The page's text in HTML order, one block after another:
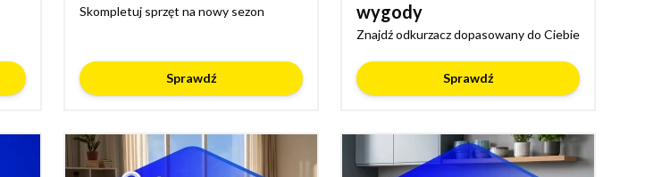
Skompletuj sprzęt na nowy sezon
Sprawdź
wygody
Znajdź odkurzacz dopasowany do Ciebie
Sprawdź